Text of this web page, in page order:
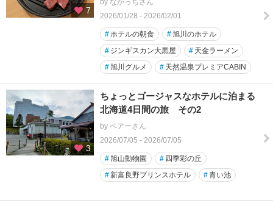
7
by なかっちさん
2026/01/28 - 2026/02/01
#ホテルの朝食 #旭川のホテル
# ジンギスカン大黒屋 # 天金ラーメン
#旭川グルメ # 天然温泉プレミアCABIN
3
ちょっとゴージャスなホテルに泊まる
北海道4日間の旅 その2
by ベアーさん
2026/07/05 - 2026/07/05
#旭山動物園 # 四季彩の丘
#新富良野プリンスホテル #青い池